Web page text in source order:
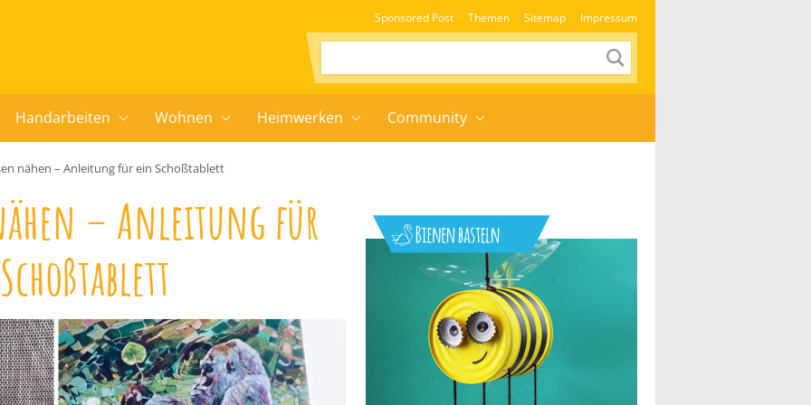
Sponsored Post Themen Sitemap Impressum
Handarbeiten Wohnen Heimwerken Community
nähen – Anleitung für ein Schoßtablett
– Anleitung für